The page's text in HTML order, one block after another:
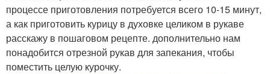
Жареная курица Курица в панировке
процессе приготовления потребуется всего 10-15 минут,
а как приготовить курицу в духовке целиком в рукаве
расскажу в пошаговом рецепте. дополнительно нам
понадобится отрезной рукав для запекания, чтобы
поместить целую курочку.